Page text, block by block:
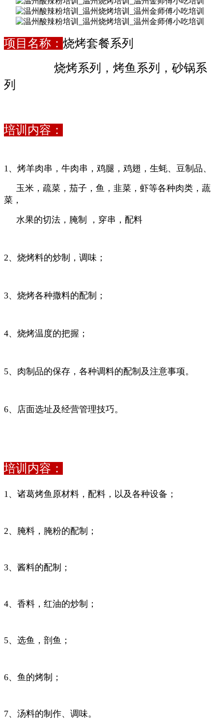
项目名称： 烧烤套餐系列
烧烤系列，烤鱼系列，砂锅系
列
培训内容：
1、烤羊肉串，牛肉串，鸡腿，鸡翅，生蚝、豆制品、
玉米，疏菜，茄子，鱼，韭菜，虾等各种肉类，蔬
菜，
水果的切法，腌制 ，穿串，配料
2、烧烤料的炒制，调味；
3、烧烤各种撒料的配制；
4、烧烤温度的把握；
5、肉制品的保存，各种调料的配制及注意事项。
6、店面选址及经营管理技巧。
培训内容：
1、诸葛烤鱼原材料，配料，以及各种设备；
2、腌料，腌粉的配制；
3、酱料的配制；
4、香料，红油的炒制；
5、选鱼，剖鱼；
6、鱼的烤制；
7、汤料的制作、调味。